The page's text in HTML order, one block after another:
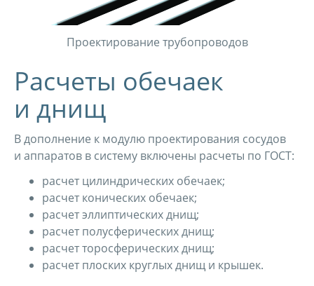
Проектирование трубопроводов
Расчеты обечаек
и днищ
В дополнение к модулю проектирования сосудов
и аппаратов в систему включены расчеты по ГОСТ:
расчет цилиндрических обечаек;
расчет конических обечаек;
расчет эллиптических днищ;
расчет полусферических днищ;
расчет торосферических днищ;
расчет плоских круглых днищ и крышек.